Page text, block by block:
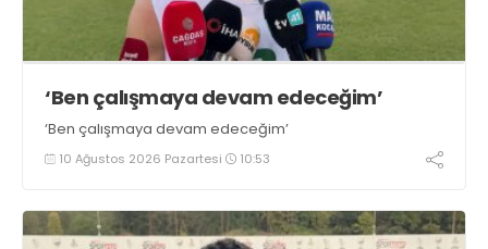
‘Ben çalışmaya devam edeceğim’
‘Ben çalışmaya devam edeceğim’
10 Ağustos 2026 Pazartesi 10:53